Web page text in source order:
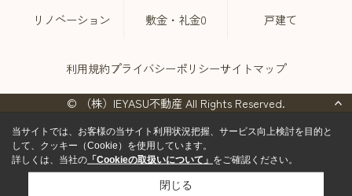
リノベーション 敷金・礼金0 戸建て
利用規約プライバシーポリシーサイトマップ
© （株）IEYASU不動産 All Rights Reserved.
当サイトでは、お客様の当サイト利用状況把握、サービス向上検討を目的と
して、クッキー（Cookie）を使用しています。
詳しくは、当社の 「Cookieの取扱いについて」 をご確認ください。
閉じる